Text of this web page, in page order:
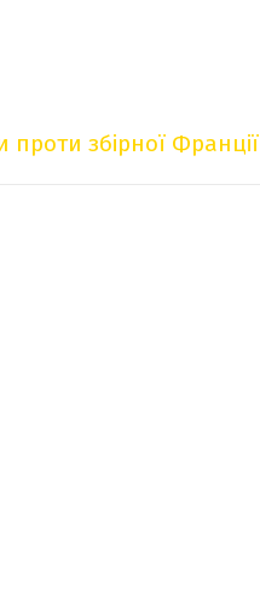
збірної Франції